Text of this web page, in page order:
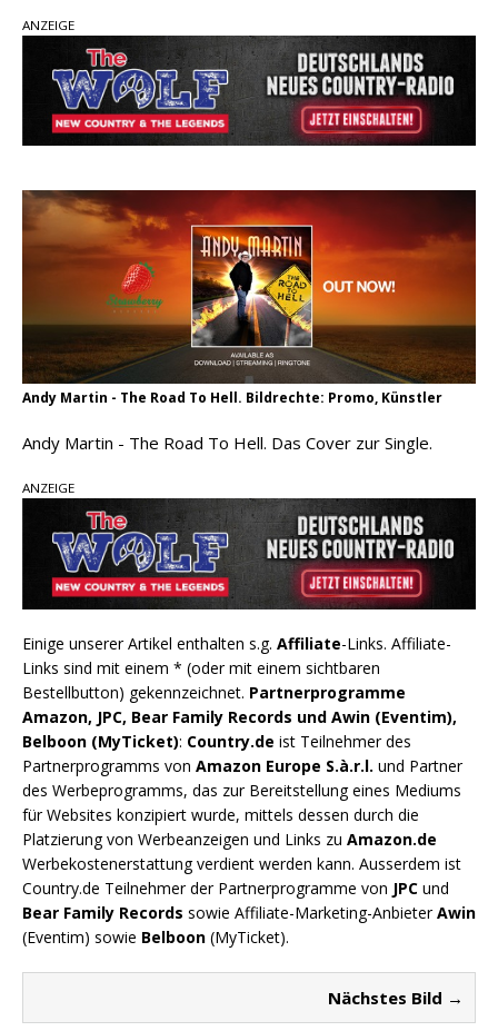
„Choosin‘ Texas“ gehört zu den größten Hits
aller Zeiten
pez veröffentlicht neue Single „Late Night
Talks“ – eine Hymne auf unvergessliche
Country Music Hot News – 9. August 2026:
Morgan Wallen, Dolly Parton und Riley Green im
Fokus
ANZEIGE
Andy Martin - The Road To Hell. Bildrechte: Promo, Künstler
Andy Martin - The Road To Hell. Das Cover zur Single.
ANZEIGE
Einige unserer Artikel enthalten s.g. Affiliate-Links. Affiliate-
Links sind mit einem * (oder mit einem sichtbaren
Bestellbutton) gekennzeichnet. Partnerprogramme
Amazon, JPC, Bear Family Records und Awin (Eventim),
Belboon (MyTicket): Country.de ist Teilnehmer des
Partnerprogramms von Amazon Europe S.à.r.l. und Partner
des Werbeprogramms, das zur Bereitstellung eines Mediums
für Websites konzipiert wurde, mittels dessen durch die
Platzierung von Werbeanzeigen und Links zu Amazon.de
Werbekostenerstattung verdient werden kann. Ausserdem ist
Country.de Teilnehmer der Partnerprogramme von JPC und
Bear Family Records sowie Affiliate-Marketing-AnbieterAwin
(Eventim) sowie Belboon (MyTicket).
Nächstes Bild →